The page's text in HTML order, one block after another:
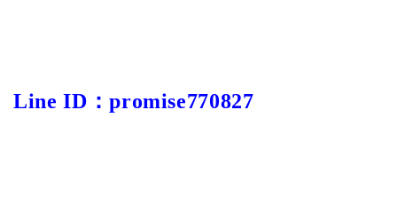
Line ID ：promise770827